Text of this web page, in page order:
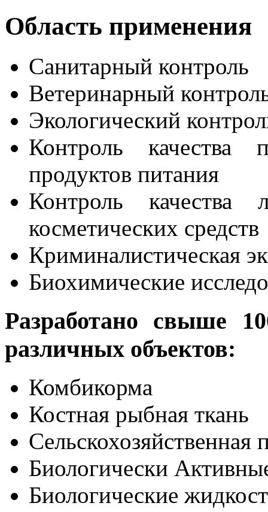
Область применения
Санитарный контроль
Ветеринарный
Экологический
Контроль качества
продуктов питания
Контроль качества
косметических средств
Криминалистическая
Биохимические
Разработано свыше
различных объектов:
Комбикорма
Костная рыбная ткань
Сельскохозяйственная
Биологически
Биологические